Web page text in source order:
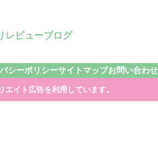
レビューブログ
シーポリシーサイトマップお問い合わせ
エイト広告を利用しています。